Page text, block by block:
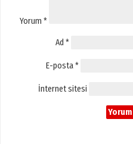
Yorum *
Ad *
E-posta*
İnternet sitesi